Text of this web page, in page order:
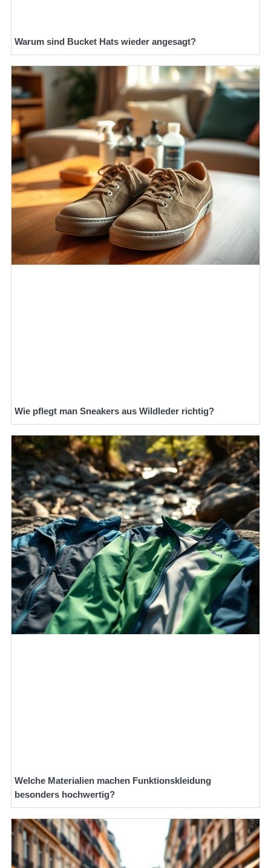
Warum sind Bucket Hats wieder angesagt?
Wie pflegt man Sneakers aus Wildleder richtig?
Welche Materialien machen Funktionskleidung
besonders hochwertig?